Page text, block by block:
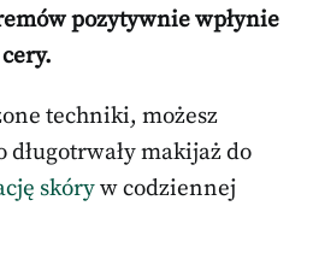
pozytywnie wpłynie
techniki, możesz
długotrwały makijaż do
skóryw codziennej